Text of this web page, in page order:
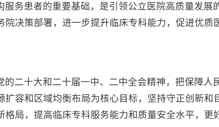
务患者的重要基础，是引领公立医院高质量发展
决策部署，进一步提升临床专科能力，促进优
二十大和二十届一中、二中全会精神，把保障人
容和区域均衡布局为核心目标，坚持守正创新
局，提高临床专科服务能力和质量安全水平，更